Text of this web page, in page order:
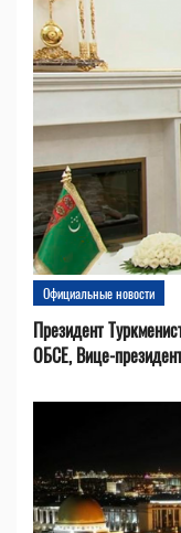
Официальные новости
Президент
ОБСЕ, Вице-